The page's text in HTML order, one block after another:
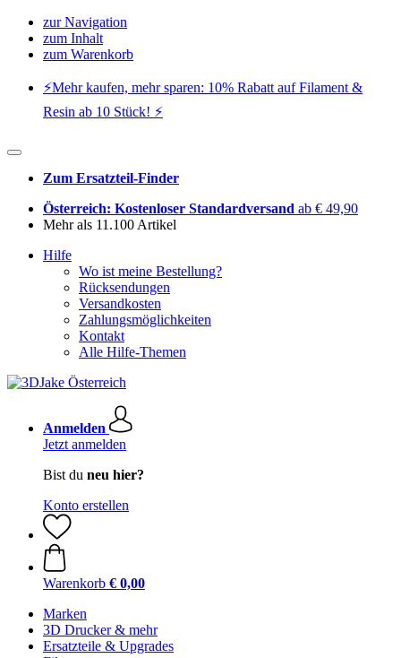
zur Navigation
zum Inhalt
zum Warenkorb
⚡️Mehr kaufen, mehr sparen: 10% Rabatt auf Filament &
Resin ab 10 Stück! ⚡️
Zum Ersatzteil-Finder
Österreich: Kostenloser Standardversand ab € 49,90
Mehr als 11.100 Artikel
Hilfe
Wo ist meine Bestellung?
Rücksendungen
Versandkosten
Zahlungsmöglichkeiten
Kontakt
Alle Hilfe-Themen
Anmelden
Jetzt anmelden
Bist du neu hier?
Konto erstellen
Warenkorb € 0,00
Marken
3D Drucker & mehr
Ersatzteile & Upgrades